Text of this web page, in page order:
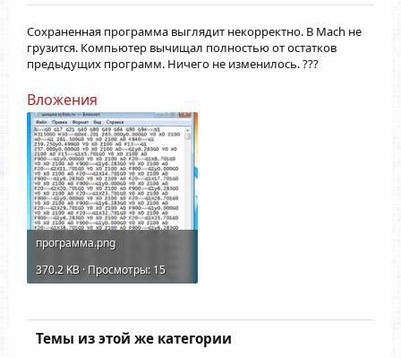
Сохраненная программа выглядит некорректно. В Mach не
грузится. Компьютер вычищал полностью от остатков
предыдущих программ. Ничего не изменилось. ???
Вложения
программа.png
370.2 KB · Просмотры: 15
Темы из этой же категории